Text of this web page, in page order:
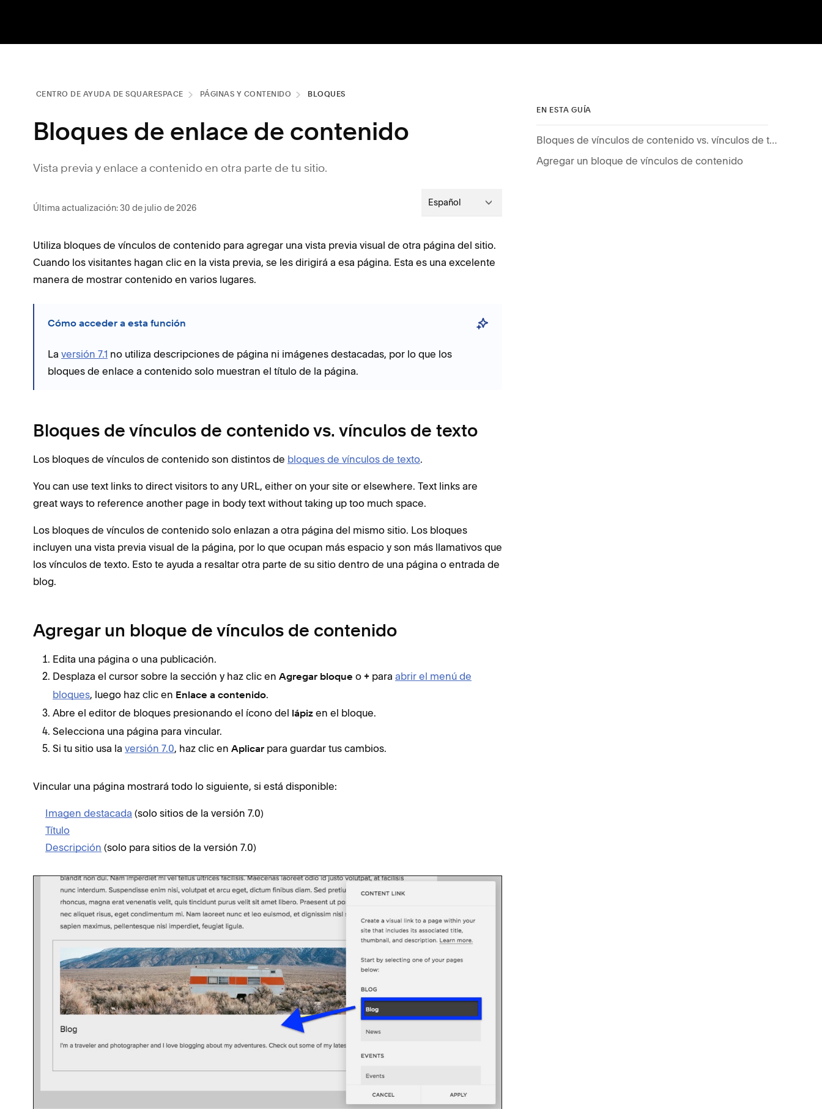
CENTRO DE AYUDA DE SQUARESPACE PÁGINAS Y CONTENIDO BLOQUES
Bloques de enlace de contenido
Vista previa y enlace a contenido en otra parte de tu sitio.
Última actualización: 30 de julio de 2026 Español
Utiliza bloques de vínculos de contenido para agregar una vista previa visual de otra página del sitio.
Cuando los visitantes hagan clic en la vista previa, se les dirigirá a esa página. Esta es una excelente
manera de mostrar contenido en varios lugares.
Cómo acceder a esta función
La versión 7.1 no utiliza descripciones de página ni imágenes destacadas, por lo que los
bloques de enlace a contenido solo muestran el título de la página.
Bloques de vínculos de contenido vs. vínculos de texto
Los bloques de vínculos de contenido son distintos de bloques de vínculos de texto.
You can use text links to direct visitors to any URL, either on your site or elsewhere. Text links are
great ways to reference another page in body text without taking up too much space.
Los bloques de vínculos de contenido solo enlazan a otra página del mismo sitio. Los bloques
incluyen una vista previa visual de la página, por lo que ocupan más espacio y son más llamativos que
los vínculos de texto. Esto te ayuda a resaltar otra parte de su sitio dentro de una página o entrada de
blog.
Agregar un bloque de vínculos de contenido
Edita una página o una publicación.
Desplaza el cursor sobre la sección y haz clic en Agregar bloque o + para abrir el menú de
bloques, luego haz clic en Enlace a contenido.
Abre el editor de bloques presionando el ícono del lápiz en el bloque.
Selecciona una página para vincular.
Si tu sitio usa la versión 7.0, haz clic en Aplicar para guardar tus cambios.
Vincular una página mostrará todo lo siguiente, si está disponible:
Imagen destacada (solo sitios de la versión 7.0)
Título
Descripción (solo para sitios de la versión 7.0)
EN ESTA GUÍA
Bloques de vínculos de contenido vs. vínculos de texto
Agregar un bloque de vínculos de contenido